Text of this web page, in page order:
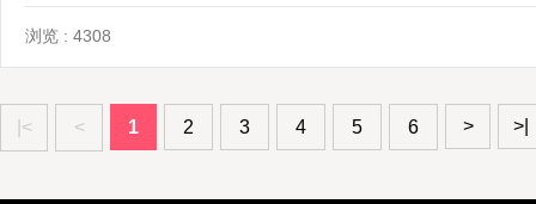
浏览 : 4308
|< < 1 2 3 4 5 6 > >|